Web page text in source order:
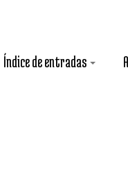
Índice de entradas